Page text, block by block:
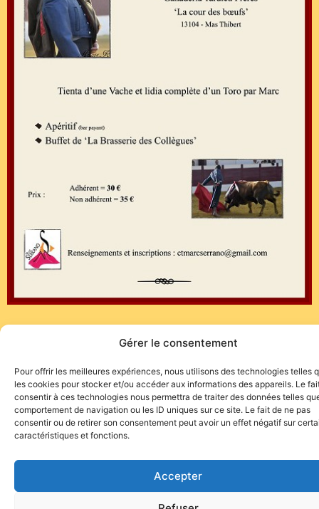
Gérer le consentement
Pour offrir les meilleures expériences, nous utilisons des technologies telles
les cookies pour stocker et/ou accéder aux informations des appareils. Le
consentir à ces technologies nous permettra de traiter des données telles
comportement de navigation ou les ID uniques sur ce site. Le fait de ne pas
consentir ou de retirer son consentement peut avoir un effet négatif sur
caractéristiques et fonctions.
Accepter
Pour suivre l’actualité de notre Torero…
serrano.blogspot.com/
(Communiqué du CT Marc Serrano)
Site de l'association TOROFIESTA